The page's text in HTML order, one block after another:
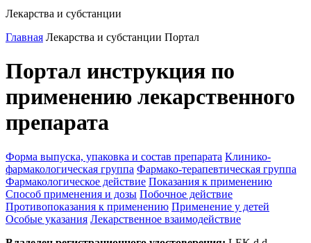
Лекарства и субстанции
Главная Лекарства и субстанции Портал
Портал инструкция по
применению лекарственного
препарата
Форма выпуска, упаковка и состав препарата Клинико-
фармакологическая группа Фармако-терапевтическая группа
Фармакологическое действие Показания к применению
Способ применения и дозы Побочное действие
Противопоказания к применению Применение у детей
Особые указания Лекарственное взаимодействие